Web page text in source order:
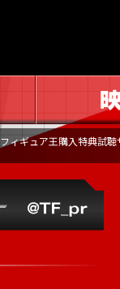
フィギュア王購入特典試聴